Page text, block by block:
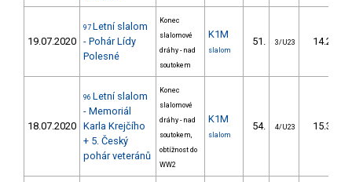
19.07.2020
97 Letní slalom
- Pohár Lídy
Polesné
Konec
slalomové
dráhy - nad
soutokem
K1M
slalom
51. 3/U23 14.23
18.07.2020
96 Letní slalom
- Memoriál
Karla Krejčího
+ 5. Český
pohár veteránů
Konec
slalomové
dráhy - nad
soutokem,
obtížnost do
WW2
K1M
slalom
54. 4/U23 15.34